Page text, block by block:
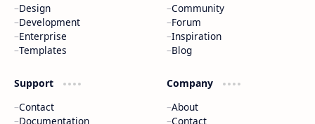
Design
Development
Enterprise
Templates
Community
Forum
Inspiration
Blog
Support
Contact
Documentation
Company
About
Contact